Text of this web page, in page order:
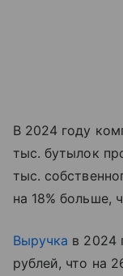
В 2024 году
тыс. бутылок
тыс.
на 18% больше,
Выручка в 2024
рублей, что на